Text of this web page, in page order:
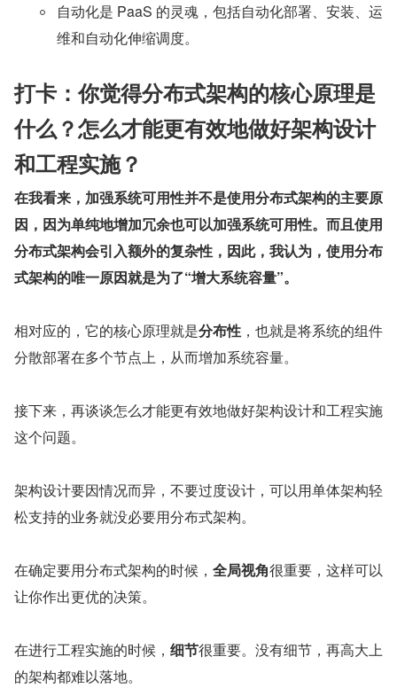
自动化是 PaaS 的灵魂，包括自动化部署、安装、运
维和自动化伸缩调度。
打卡：你觉得分布式架构的核心原理是
什么？怎么才能更有效地做好架构设计
和工程实施？
在我看来，加强系统可用性并不是使用分布式架构的主要原
因，因为单纯地增加冗余也可以加强系统可用性。而且使用
分布式架构会引入额外的复杂性，因此，我认为，使用分布
式架构的唯一原因就是为了“增大系统容量”。
相对应的，它的核心原理就是分布性 ，也就是将系统的组件
分散部署在多个节点上，从而增加系统容量。
接下来，再谈谈怎么才能更有效地做好架构设计和工程实施
这个问题。
架构设计要因情况而异，不要过度设计，可以用单体架构轻
松支持的业务就没必要用分布式架构。
在确定要用分布式架构的时候， 全局视角很重要，这样可以
让你作出更优的决策。
在进行工程实施的时候， 细节很重要。没有细节，再高大上
的架构都难以落地。